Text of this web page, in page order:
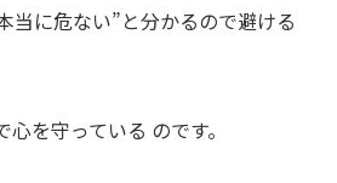
当に危ない”と分かるので避ける
を守っている のです。